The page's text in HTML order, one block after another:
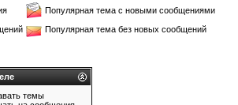
Популярная тема с новыми сообщениями
Популярная тема без новых сообщений
темы